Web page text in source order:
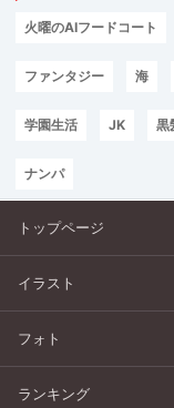
火曜のAIフードコート
ファンタジー 海
学園生活 JK 黒
ナンパ
トップページ
イラスト
フォト
ランキング